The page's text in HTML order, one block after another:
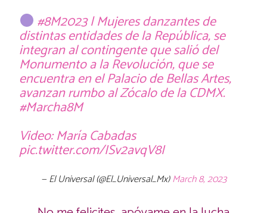
#8M2023| Mujeres danzantes de
distintas entidades de la República, se
integran al contingente que salió del
Monumento a la Revolución, que se
encuentra en el Palacio de Bellas Artes,
avanzan rumbo al Zócalo de la CDMX.
#Marcha8M
Video: María Cabadas
pic.twitter.com/ISv2avqV8I
— El Universal (@El_Universal_Mx)March 8, 2023